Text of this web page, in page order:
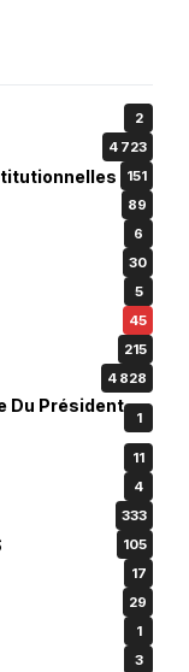
2
4 723
151
89
6
30
5
45
215
4 828
Du Président
1
11
4
333
105
17
29
1
3